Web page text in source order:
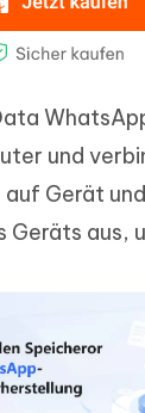
und
auf Gerät
Geräts aus,